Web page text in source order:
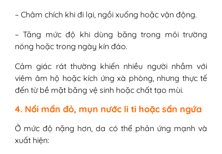
– Châm chích khi đi lại, ngồi xuống hoặc vận động.
– Tăng mức độ khi dùng băng trong môi trường
nóng hoặc trong ngày kín đáo.
Cảm giác rát thường khiến nhiều người nhầm với
viêm âm hộ hoặc kích ứng xà phòng, nhưng thực tế
đến từ bề mặt băng vệ sinh hoặc chất tạo mùi.
4. Nổi mẩn đỏ, mụn nước li ti hoặc sẩn ngứa
Ở mức độ nặng hơn, da có thể phản ứng mạnh và
xuất hiện: